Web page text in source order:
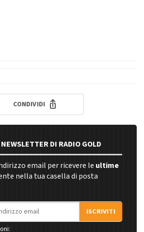
CONDIVIDI
DI RADIO GOLD
email per ricevere le ultime
nella tua casella di posta
ISCRIVITI